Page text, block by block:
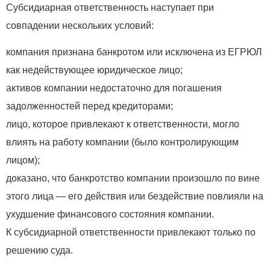
Субсидиарная ответственность наступает при
совпадении нескольких условий:
компания признана банкротом или исключена из ЕГРЮЛ
как недействующее юридическое лицо;
активов компании недостаточно для погашения
задолженностей перед кредиторами;
лицо, которое привлекают к ответственности, могло
влиять на работу компании (было контролирующим
лицом);
доказано, что банкротство компании произошло по вине
этого лица — его действия или бездействие повлияли на
ухудшение финансового состояния компании.
К субсидиарной ответственности привлекают только по
решению суда.